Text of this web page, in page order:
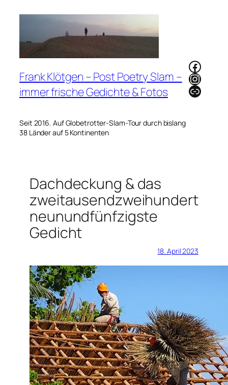
Frank Klötgen – Post Poetry Slam –
immer frische Gedichte & Fotos
Seit 2016. Auf Globetrotter-Slam-Tour durch bislang
38 Länder auf 5 Kontinenten
Link
Dachdeckung & das
zweitausendzweihundert
neunundfünfzigste
Gedicht
18. April 2023